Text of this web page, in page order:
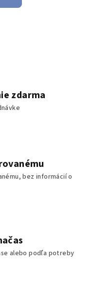
zdarma
bez informácií o
alebo podľa potreby